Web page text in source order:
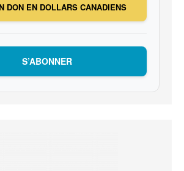
DON EN DOLLARS CANADIENS
S’ABONNER